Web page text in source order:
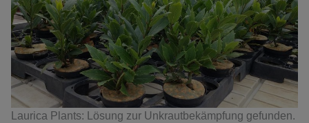
Laurica Plants: Lösung zur Unkrautbekämpfung gefunden.